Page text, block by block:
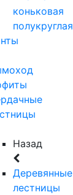
коньковая
полукруглая
Назад
Деревянные
лестницы